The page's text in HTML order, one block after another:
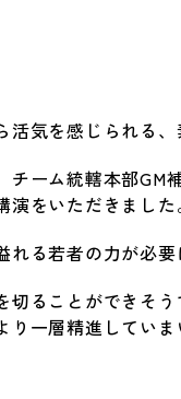
気を感じられる、
ーム統轄本部GM
をいただきました
る若者の力が必要
ることができそう
一層精進していま